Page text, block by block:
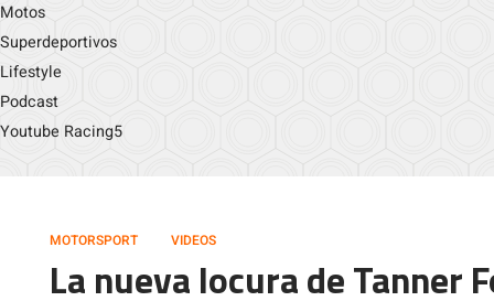
Motos
Superdeportivos
Lifestyle
Podcast
Youtube Racing5
MOTORSPORT VIDEOS
La nueva locura de Tanner